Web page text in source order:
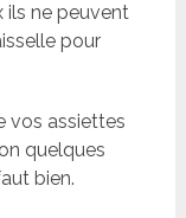
ils ne peuvent
pour
vos assiettes
quelques
bien.